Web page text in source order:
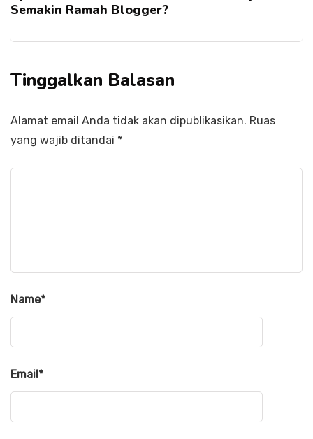
Semakin Ramah Blogger?
Tinggalkan Balasan
Alamat email Anda tidak akan dipublikasikan. Ruas
yang wajib ditandai *
Name*
Email*